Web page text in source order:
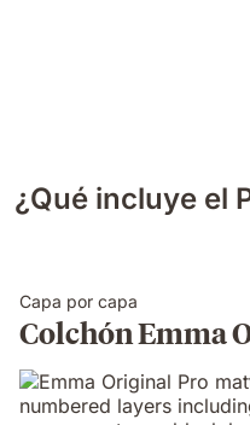
¿Qué incluye el
Capa por capa
Colchón Emma